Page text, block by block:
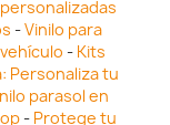
-Vinilo para
- Kits
Personaliza tu
parasol en
- Protege tu